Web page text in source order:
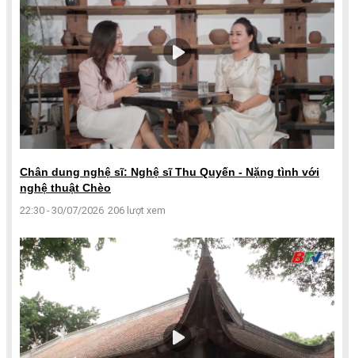
Chân dung nghệ sĩ: Nghệ sĩ Thu Quyến - Nặng tình với
nghệ thuật Chèo
22:30 - 30/07/2026 206 lượt xem